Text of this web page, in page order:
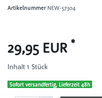
Artikelnummer NEW-57304
29,95 EUR *
Inhalt 1 Stück
Sofort versandfertig, Lieferzeit 48h